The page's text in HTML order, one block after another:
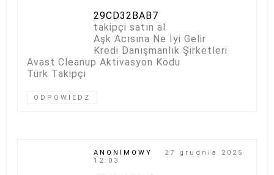
29CD32BAB7
takipçi satın al
Aşk Acısına Ne İyi Gelir
Kredi Danışmanlık Şirketleri
Avast Cleanup Aktivasyon Kodu
Türk Takipçi
ODPOWIEDZ
ANONIMOWY
27 grudnia 2025
12:03